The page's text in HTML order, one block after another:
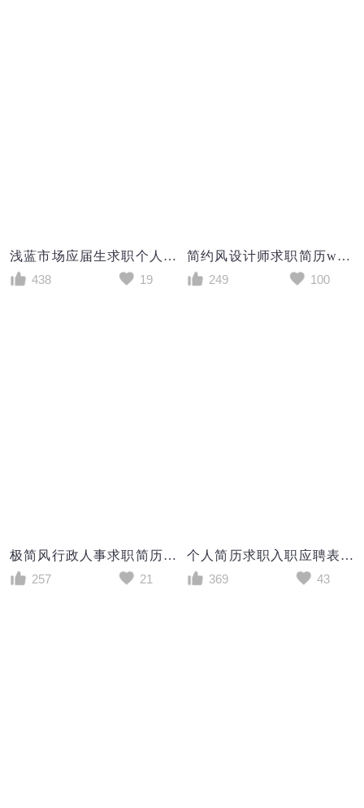
浅蓝市场应届生求职个人简历模板
438
19
简约风设计师求职简历word个人简历模板
249
100
极简风行政人事求职简历个人简历简历word模板
257
21
个人简历求职入职应聘表word空白简历模板
369
43